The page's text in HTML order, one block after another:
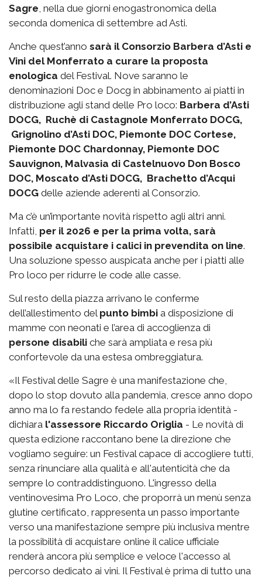
Sagre, nella due giorni enogastronomica della
seconda domenica di settembre ad Asti.
Anche quest’anno sarà il Consorzio Barbera d’Asti e
Vini del Monferrato a curare la proposta
enologica del Festival. Nove saranno le
denominazioni Doc e Docg in abbinamento ai piatti in
distribuzione agli stand delle Pro loco: Barbera d’Asti
DOCG, Ruchè di Castagnole Monferrato DOCG,
Grignolino d’Asti DOC, Piemonte DOC Cortese,
Piemonte DOC Chardonnay, Piemonte DOC
Sauvignon, Malvasia di Castelnuovo Don Bosco
DOC, Moscato d’Asti DOCG, Brachetto d’Acqui
DOCG delle aziende aderenti al Consorzio.
Ma c’è un’importante novità rispetto agli altri anni.
Infatti, per il 2026 e per la prima volta, sarà
possibile acquistare i calici in prevendita on line.
Una soluzione spesso auspicata anche per i piatti alle
Pro loco per ridurre le code alle casse.
Sul resto della piazza arrivano le conferme
dell’allestimento del punto bimbi a disposizione di
mamme con neonati e l’area di accoglienza di
persone disabili che sarà ampliata e resa più
confortevole da una estesa ombreggiatura.
«Il Festival delle Sagre è una manifestazione che,
dopo lo stop dovuto alla pandemia, cresce anno dopo
anno ma lo fa restando fedele alla propria identità -
dichiara l'assessore Riccardo Origlia - Le novità di
questa edizione raccontano bene la direzione che
vogliamo seguire: un Festival capace di accogliere tutti,
senza rinunciare alla qualità e all'autenticità che da
sempre lo contraddistinguono. L'ingresso della
ventinovesima Pro Loco, che proporrà un menù senza
glutine certificato, rappresenta un passo importante
verso una manifestazione sempre più inclusiva mentre
la possibilità di acquistare online il calice ufficiale
renderà ancora più semplice e veloce l'accesso al
percorso dedicato ai vini. Il Festival è prima di tutto una